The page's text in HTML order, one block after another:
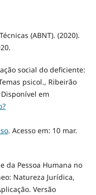
(ABNT). (2020).
social do deficiente:
psicol., Ribeirão
em
. Acesso em: 10 mar.
da Pessoa Humana no
Natureza Jurídica,
Versão